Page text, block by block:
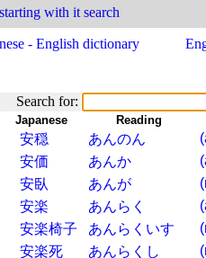
with it search
- English dictionary
Search for:
Japanese Reading
安穏 あんのん
安価
あんか
安臥
あんが
安楽
あんらく
安楽椅子
あんらくいす
安楽死
あんらくし